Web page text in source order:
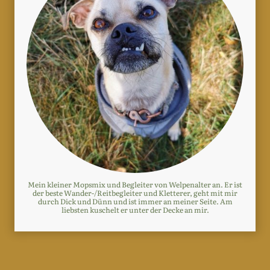
Mein kleiner Mopsmix und Begleiter von Welpenalter an. Er ist
der beste Wander-/Reitbegleiter und Kletterer, geht mit mir
durch Dick und Dünn und ist immer an meiner Seite. Am
liebsten kuschelt er unter der Decke an mir.